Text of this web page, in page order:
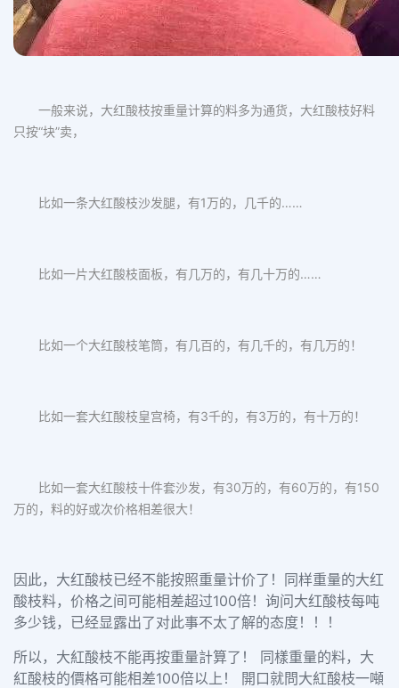
一般来说，大红酸枝按重量计算的料多为通货， 大红酸枝好料
只按“块”卖，
比如一条大红酸枝沙发腿，有1万的，几千的……
比如一片大红酸枝面板，有几万的，有几十万的……
比如一个大红酸枝笔筒，有几百的，有几千的，有几万的！
比如一套大红酸枝皇宫椅，有3千的，有3万的，有十万的！
比如一套大红酸枝十件套沙发，有30万的，有60万的，有150
万的，料的好或次价格相差很大！
因此，大红酸枝已经不能按照重量计价了！同样重量的大红
酸枝料，价格之间可能相差超过100倍！询问大红酸枝每吨
多少钱，已经显露出了对此事不太了解的态度！！！
所以，大紅酸枝不能再按重量計算了！ 同樣重量的料，大
紅酸枝的價格可能相差100倍以上！ 開口就問大紅酸枝一噸